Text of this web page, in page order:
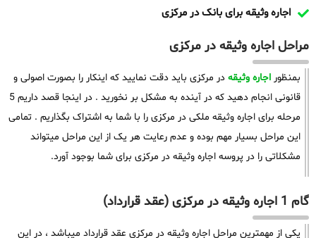
اجاره وثیقه برای بانک در مرکزی
مراحل اجاره وثیقه در مرکزی
بمنظور اجاره وثیقه در مرکزی باید دقت نمایید که اینکار را بصورت اصولی و
قانونی انجام دهید که در آینده به مشکل بر نخورید . در اینجا قصد داریم 5
مرحله برای اجاره وثیقه ملکی در مرکزی را با شما به اشتراک بگذاریم . تمامی
این مراحل بسیار مهم بوده و عدم رعایت هر یک از این مراحل میتواند
مشکلاتی را در پروسه اجاره وثیقه در مرکزی برای شما بوجود آورد.
گام 1 اجاره وثیقه در مرکزی (عقد قرارداد)
یکی از مهمترین مراحل اجاره وثیقه در مرکزی عقد قرارداد میباشد ، در این